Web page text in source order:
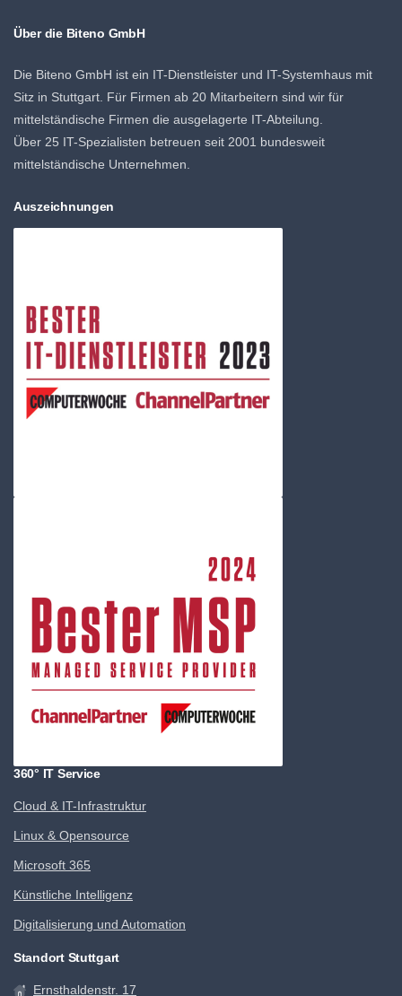
Über die Biteno GmbH
Die Biteno GmbH ist ein IT-Dienstleister und IT-Systemhaus mit
Sitz in Stuttgart. Für Firmen ab 20 Mitarbeitern sind wir für
mittelständische Firmen die ausgelagerte IT-Abteilung.
Über 25 IT-Spezialisten betreuen seit 2001 bundesweit
mittelständische Unternehmen.
Auszeichnungen
360° IT Service
Cloud & IT-Infrastruktur
Linux & Opensource
Microsoft 365
Künstliche Intelligenz
Digitalisierung und Automation
Standort Stuttgart
Ernsthaldenstr. 17